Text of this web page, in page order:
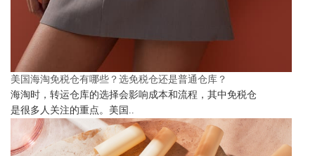
美国海淘免税仓有哪些？选免税仓还是普通仓库？
海淘时，转运仓库的选择会影响成本和流程，其中免税仓
是很多人关注的重点。美国..